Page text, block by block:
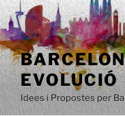
Saltar
al
contenido
EVOLUCIÓ
Idees i Propostes per